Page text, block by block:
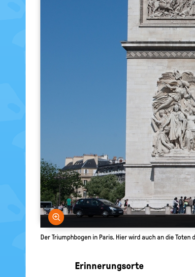
Bild vergrößern
Der Triumphbogen in Paris. Hier wird auch an die
Erinnerungsorte